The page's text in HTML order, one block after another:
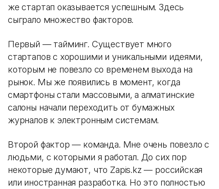
же стартап оказывается успешным. Здесь
сыграло множество факторов.
Первый — тайминг. Существует много
стартапов с хорошими и уникальными идеями,
которым не повезло со временем выхода на
рынок. Мы же появились в момент, когда
смартфоны стали массовыми, а алматинские
салоны начали переходить от бумажных
журналов к электронным системам.
Второй фактор — команда. Мне очень повезло с
людьми, с которыми я работал. До сих пор
некоторые думают, что Zapis.kz — российская
или иностранная разработка. Но это полностью